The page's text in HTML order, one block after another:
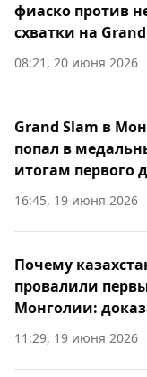
фиаско против
схватки на
08:21, 20 июня 2026
Grand Slam в
попал в
итогам первого
16:45, 19 июня 2026
Почему
провалили
Монголии:
11:29, 19 июня 2026